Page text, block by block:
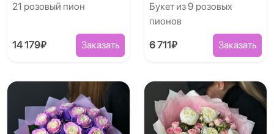
21 розовый пион
14 179₽ Заказать
Букет из 9 розовых
пионов
6 711₽ Заказать